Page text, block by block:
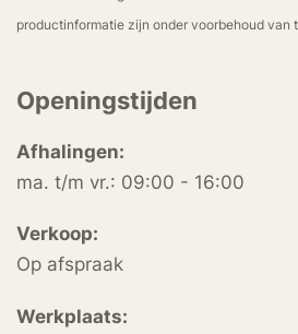
productinformatie zijn onder voorbehoud
Openingstijden
Afhalingen:
ma. t/m vr.: 09:00 - 16:00
Verkoop:
Op afspraak
Werkplaats: